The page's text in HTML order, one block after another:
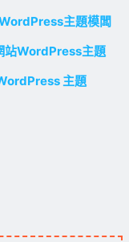
主題模闆
站WordPress主題
主題